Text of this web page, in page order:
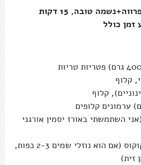
5 מנות, טבעוני+פרווה+נשמה טובה, 15 דקות
זמן כולל
(אני השתמשתי באורז יסמין אורגני
1 כף גדושה שמן קוקוס (אם הוא נוזלי שמים 2-3 כפות,
זית)